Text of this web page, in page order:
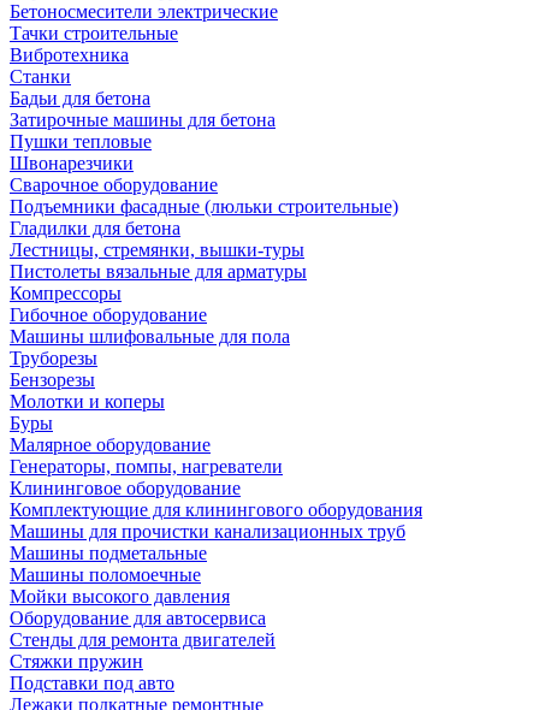
Бетоносмесители электрические
Тачки строительные
Вибротехника
Станки
Бадьи для бетона
Затирочные машины для бетона
Пушки тепловые
Швонарезчики
Сварочное оборудование
Подъемники фасадные (люльки строительные)
Гладилки для бетона
Лестницы, стремянки, вышки-туры
Пистолеты вязальные для арматуры
Компрессоры
Гибочное оборудование
Машины шлифовальные для пола
Труборезы
Бензорезы
Молотки и коперы
Буры
Малярное оборудование
Генераторы, помпы, нагреватели
Клининговое оборудование
Комплектующие для клинингового оборудования
Машины для прочистки канализационных труб
Машины подметальные
Машины поломоечные
Мойки высокого давления
Оборудование для автосервиса
Стенды для ремонта двигателей
Стяжки пружин
Подставки под авто
Лежаки подкатные ремонтные